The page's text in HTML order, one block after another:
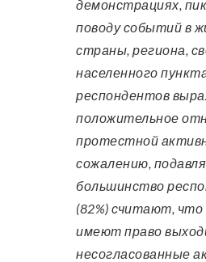
демонстрациях,
поводу событий в
страны, региона,
населенного
респондентов
положительное
протестной
сожалению,
большинство
(82%) считают, что
имеют право
несогласованные